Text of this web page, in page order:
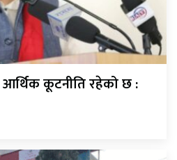
आर्थिक कूटनीति रहेको छ :